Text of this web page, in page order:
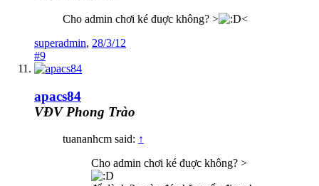
Cho admin chơi ké đuợc không? >
<
superadmin, 28/3/12
#9
apacs84
VĐV Phong Trào
tuananhcm said: ↑
Cho admin chơi ké đuợc không? >